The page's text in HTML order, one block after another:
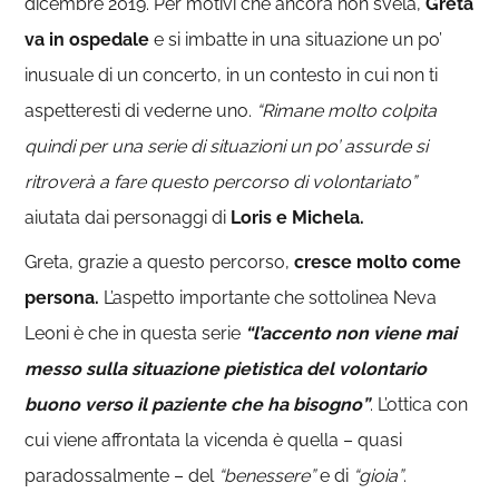
va in ospedale e si imbatte in una situazione un po’
inusuale di un concerto, in un contesto in cui non ti
aspetteresti di vederne uno. “Rimane molto colpita
quindi per una serie di situazioni un po’ assurde si
ritroverà a fare questo percorso di volontariato”
aiutata dai personaggi di Loris e Michela.
Greta, grazie a questo percorso,cresce molto come
persona. L’aspetto importante che sottolinea Neva
Leoni è che in questa serie “l’accento non viene mai
messo sulla situazione pietistica del volontario
buono verso il paziente che ha bisogno”. L’ottica con
cui viene affrontata la vicenda è quella – quasi
paradossalmente – del “benessere”e di “gioia”.